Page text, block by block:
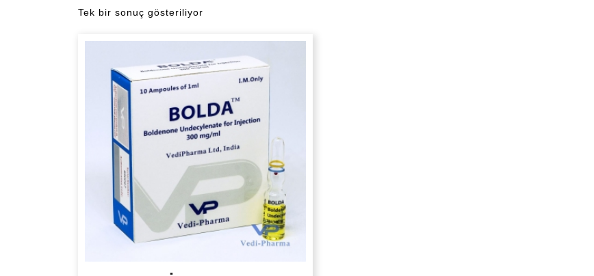
Tek bir sonuç gösteriliyor